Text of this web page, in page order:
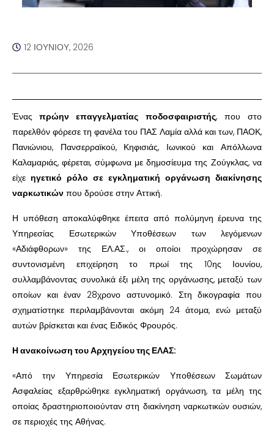
12 ΙΟΥΝΊΟΥ, 2026
Ένας πρώην επαγγελματίας ποδοσφαιριστής, που στο
παρελθόν φόρεσε τη φανέλα του ΠΑΣ Λαμία αλλά και των, ΠΑΟΚ,
Πανιώνιου, Πανσερραϊκού, Κηφισιάς, Ιωνικού και Απόλλωνα
Καλαμαριάς, φέρεται, σύμφωνα με δημοσίευμα της Ζούγκλας, να
είχε ηγετικό ρόλο σε εγκληματική οργάνωση διακίνησης
ναρκωτικών που δρούσε στην Αττική.
Η υπόθεση αποκαλύφθηκε έπειτα από πολύμηνη έρευνα της
Υπηρεσίας Εσωτερικών Υποθέσεων των λεγόμενων
«Αδιάφθορων» της ΕΛ.ΑΣ., οι οποίοι προχώρησαν σε
συντονισμένη επιχείρηση το πρωί της 10ης Ιουνίου,
συλλαμβάνοντας συνολικά έξι μέλη της οργάνωσης, μεταξύ των
οποίων και έναν 28χρονο αστυνομικό. Στη δικογραφία που
σχηματίστηκε περιλαμβάνονται ακόμη 24 άτομα, ενώ μεταξύ
αυτών βρίσκεται και ένας Ειδικός Φρουρός.
Η ανακοίνωση του Αρχηγείου της ΕΛΑΣ:
«Από την Υπηρεσία Εσωτερικών Υποθέσεων Σωμάτων
Ασφαλείας εξαρθρώθηκε εγκληματική οργάνωση, τα μέλη της
οποίας δραστηριοποιούνταν στη διακίνηση ναρκωτικών ουσιών,
σε περιοχές της Αθήνας.